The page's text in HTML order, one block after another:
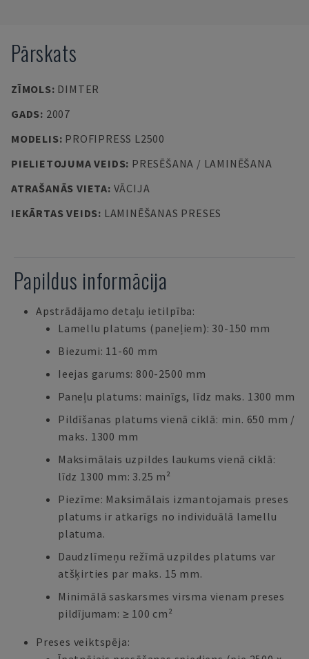
Pārskats
ZĪMOLS: DIMTER
GADS: 2007
MODELIS: PROFIPRESS L2500
PIELIETOJUMA VEIDS: PRESĒŠANA / LAMINĒŠANA
ATRAŠANĀS VIETA: VĀCIJA
IEKĀRTAS VEIDS: LAMINĒŠANAS PRESES
Papildus informācija
Apstrādājamo detaļu ietilpība:
Lamellu platums (paneļiem): 30-150 mm
Biezumi: 11-60 mm
Ieejas garums: 800-2500 mm
Paneļu platums: mainīgs, līdz maks. 1300 mm
Pildīšanas platums vienā ciklā: min. 650 mm /
maks. 1300 mm
Maksimālais uzpildes laukums vienā ciklā:
līdz 1300 mm: 3.25 m²
Piezīme: Maksimālais izmantojamais preses
platums ir atkarīgs no individuālā lamellu
platuma.
Daudzlīmeņu režīmā uzpildes platums var
atšķirties par maks. 15 mm.
Minimālā saskarsmes virsma vienam preses
pildījumam: ≥ 100 cm²
Preses veiktspēja: